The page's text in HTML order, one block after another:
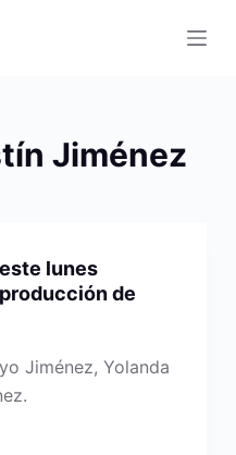
Jiménez
lunes
producción de
Jiménez, Yolanda